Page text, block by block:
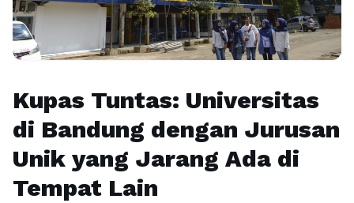
Kupas Tuntas: Universitas
di Bandung dengan Jurusan
Unik yang Jarang Ada di
Tempat Lain